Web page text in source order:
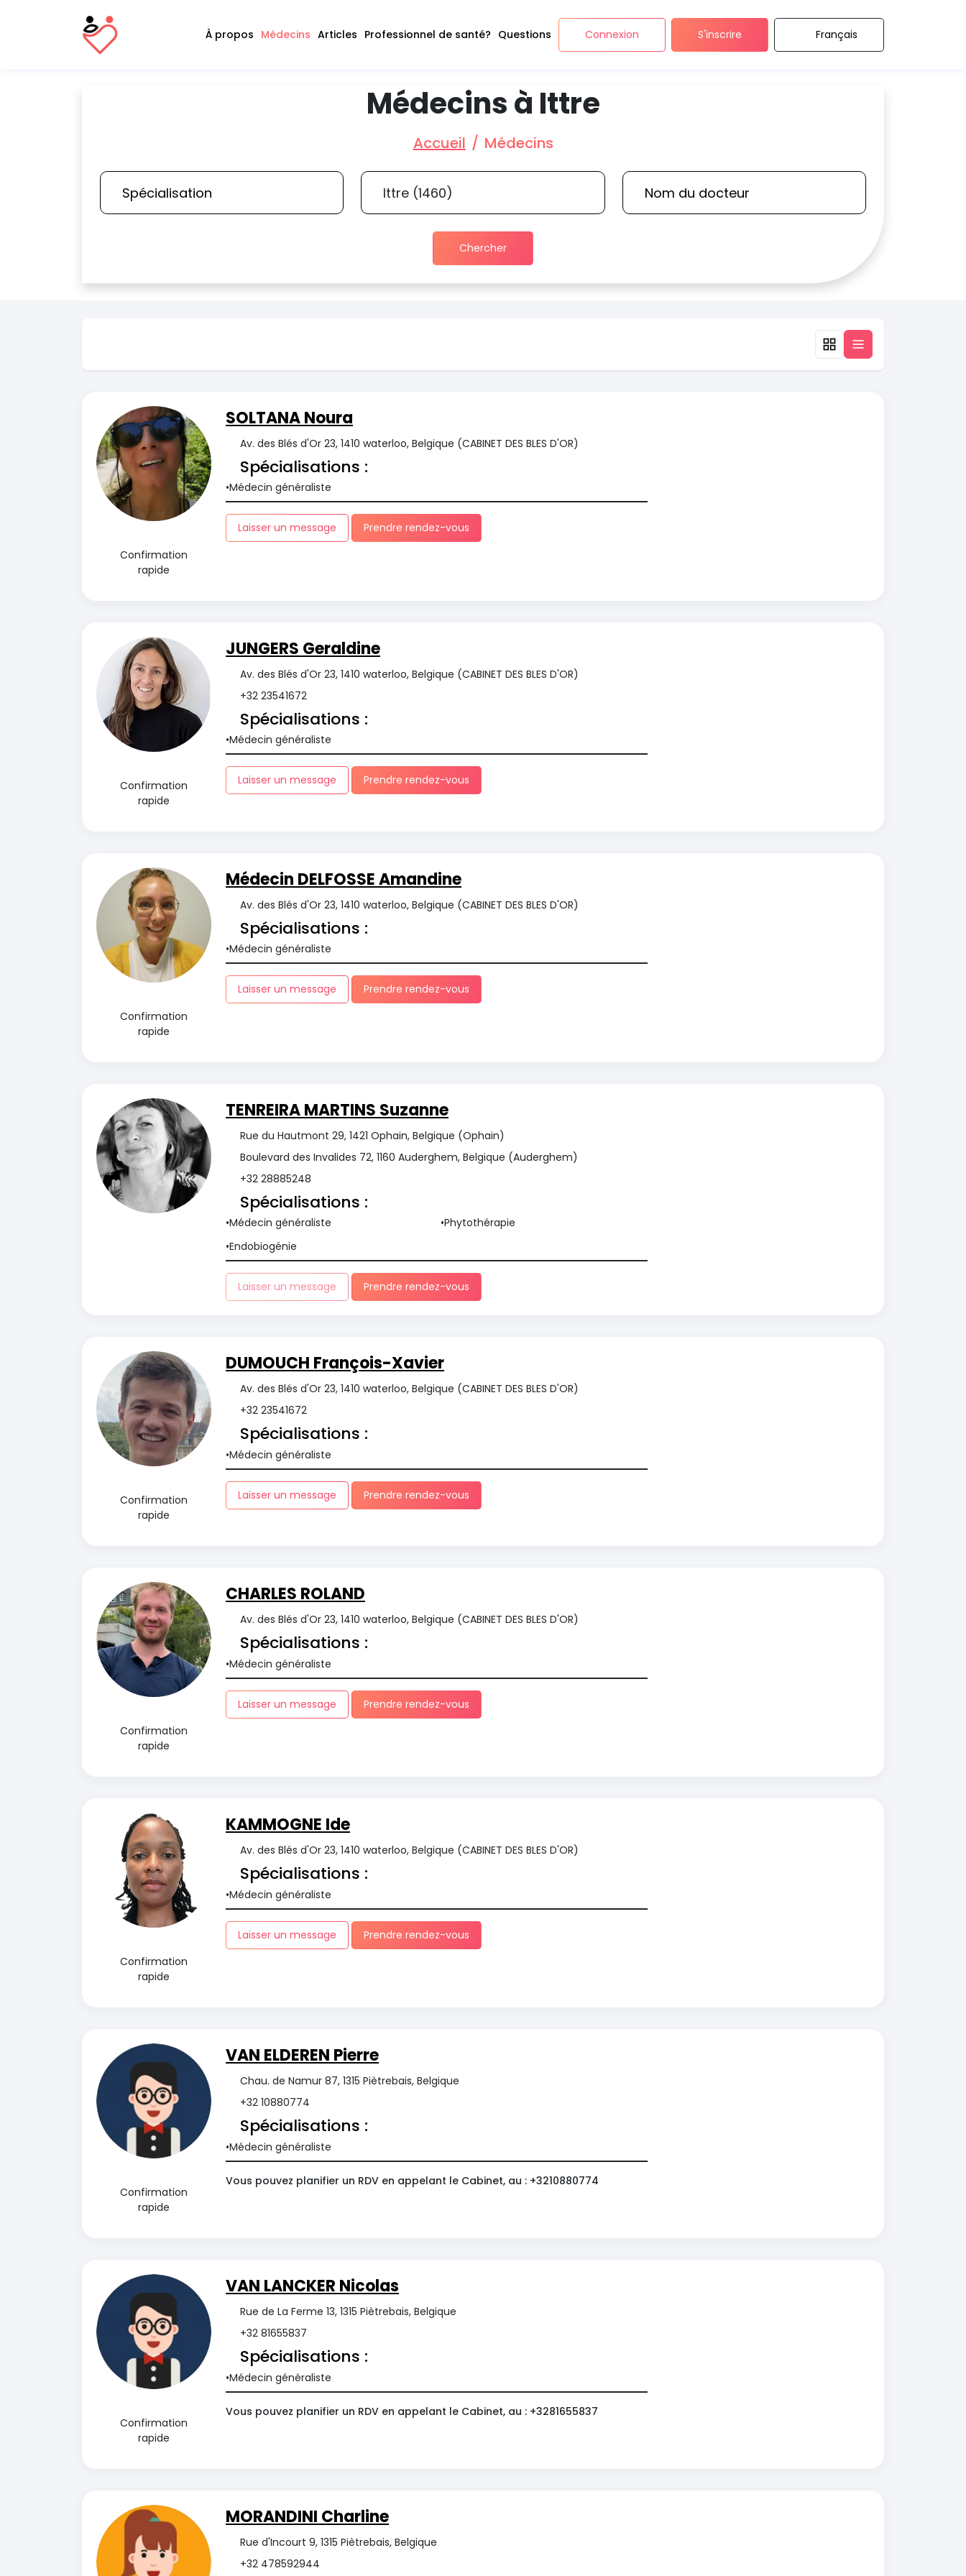
À propos Médecins Articles Professionnel de santé? Questions Connexion S'inscrire Français
Médecins à Ittre
Accueil Médecins
Chercher
Confirmation
rapide
SOLTANA Noura
Av. des Blés d'Or 23, 1410 waterloo, Belgique (CABINET DES BLES D'OR)
Spécialisations :
Médecin généraliste
Laisser un message Prendre rendez-vous
Confirmation
rapide
JUNGERS Geraldine
Av. des Blés d'Or 23, 1410 waterloo, Belgique (CABINET DES BLES D'OR)
+32 23541672
Spécialisations :
Médecin généraliste
Laisser un message Prendre rendez-vous
Confirmation
rapide
Médecin DELFOSSE Amandine
Av. des Blés d'Or 23, 1410 waterloo, Belgique (CABINET DES BLES D'OR)
Spécialisations :
Médecin généraliste
Laisser un message Prendre rendez-vous
TENREIRA MARTINS Suzanne
Rue du Hautmont 29, 1421 Ophain, Belgique (Ophain)
Boulevard des Invalides 72, 1160 Auderghem, Belgique (Auderghem)
+32 28885248
Spécialisations :
Médecin généraliste
Phytothérapie
Endobiogénie
Laisser un message Prendre rendez-vous
Confirmation
rapide
DUMOUCH François-Xavier
Av. des Blés d'Or 23, 1410 waterloo, Belgique (CABINET DES BLES D'OR)
+32 23541672
Spécialisations :
Médecin généraliste
Laisser un message Prendre rendez-vous
Confirmation
rapide
CHARLES ROLAND
Av. des Blés d'Or 23, 1410 waterloo, Belgique (CABINET DES BLES D'OR)
Spécialisations :
Médecin généraliste
Laisser un message Prendre rendez-vous
Confirmation
rapide
KAMMOGNE Ide
Av. des Blés d'Or 23, 1410 waterloo, Belgique (CABINET DES BLES D'OR)
Spécialisations :
Médecin généraliste
Laisser un message Prendre rendez-vous
Confirmation
rapide
VAN ELDEREN Pierre
Chau. de Namur 87, 1315 Piètrebais, Belgique
+32 10880774
Spécialisations :
Médecin généraliste
Vous pouvez planifier un RDV en appelant le Cabinet, au : +3210880774
Confirmation
rapide
VAN LANCKER Nicolas
Rue de La Ferme 13, 1315 Piètrebais, Belgique
+32 81655837
Spécialisations :
Médecin généraliste
Vous pouvez planifier un RDV en appelant le Cabinet, au : +3281655837
MORANDINI Charline
Rue d'Incourt 9, 1315 Piètrebais, Belgique
+32 478592944